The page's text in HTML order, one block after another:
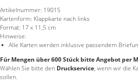
Artikelnummer: 19015
Kartenform: Klappkarte nach links
Format: 17 x 11,5 cm
Hinweise:
Alle Karten werden inklusive passendem
Für Mengen über 600 Stück bitte Angebot per
Wählen Sie bitte den Druckservice, wenn wir die
sollen.